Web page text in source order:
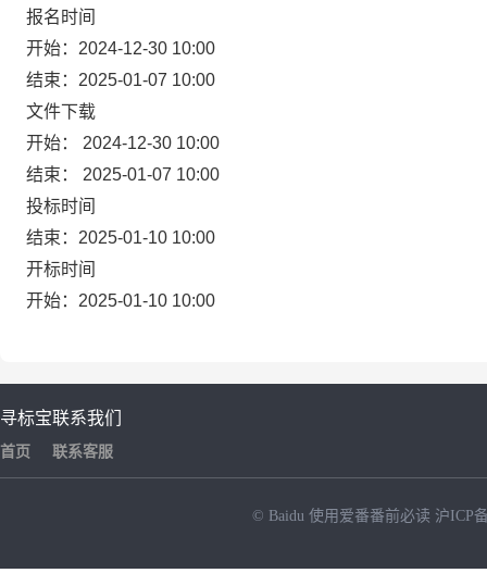
报名时间
开始：2024-12-30 10:00
结束：2025-01-07 10:00
文件下载
开始： 2024-12-30 10:00
结束： 2025-01-07 10:00
投标时间
结束：2025-01-10 10:00
开标时间
开始：2025-01-10 10:00
寻标宝
首页
联系我们
联系客服
© Baidu 使用爱番番前必读 沪ICP